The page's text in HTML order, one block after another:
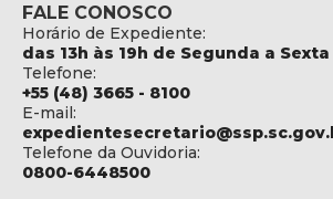
FALE CONOSCO
Horário de Expediente:
das 13h às 19h de Segunda a Sexta
Telefone:
+55 (48) 3665 - 8100
E-mail:
Telefone da Ouvidoria:
0800-6448500